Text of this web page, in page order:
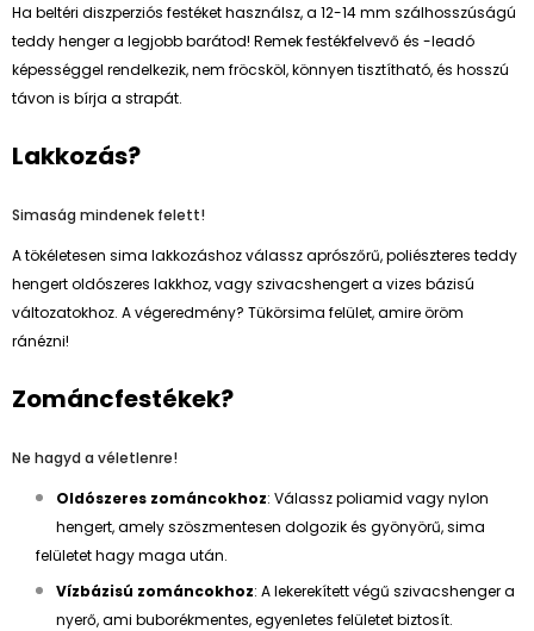
Ha beltéri diszperziós festéket használsz, a 12-14 mm szálhosszúságú
teddy henger a legjobb barátod! Remek festékfelvevő és -leadó
képességgel rendelkezik, nem fröcsköl, könnyen tisztítható, és hosszú
távon is bírja a strapát.
Lakkozás?
Simaság mindenek felett!
A tökéletesen sima lakkozáshoz válassz aprószőrű, poliészteres teddy
hengert oldószeres lakkhoz, vagy szivacshengert a vizes bázisú
változatokhoz. A végeredmény? Tükörsima felület, amire öröm
ránézni!
Zománcfestékek?
Ne hagyd a véletlenre!
Oldószeres zománcokhoz: Válassz poliamid vagy nylon
hengert, amely szöszmentesen dolgozik és gyönyörű, sima
felületet hagy maga után.
Vízbázisú zománcokhoz: A lekerekített végű szivacshenger a
nyerő, ami buborékmentes, egyenletes felületet biztosít.